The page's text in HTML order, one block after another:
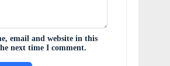
email and website in this
next time I comment.